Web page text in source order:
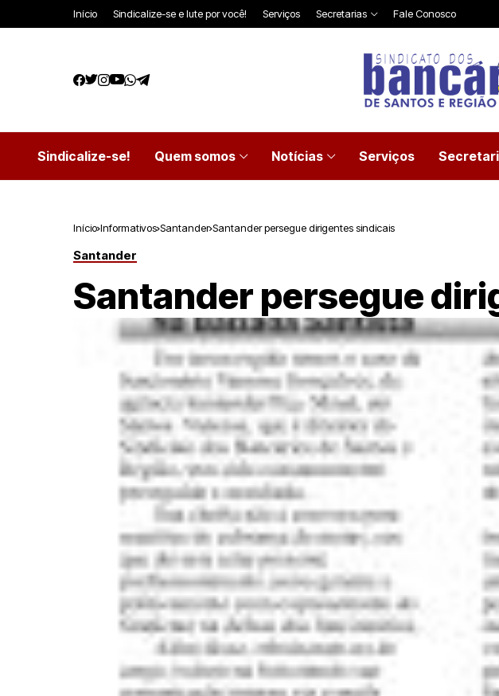
Início Sindicalize-se e lute por você! Serviços Secretarias Fale Conosco
Sindicalize-se! Quem somos Notícias Serviços
Início Informativos Santander Santander persegue dirigentes sindicais
Santander
Santander persegue